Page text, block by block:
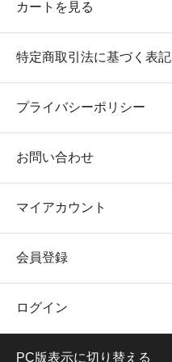
カートを見る
特定商取引法に基づく表記
プライバシーポリシー
お問い合わせ
マイアカウント
会員登録
ログイン
PC版表示に切り替える